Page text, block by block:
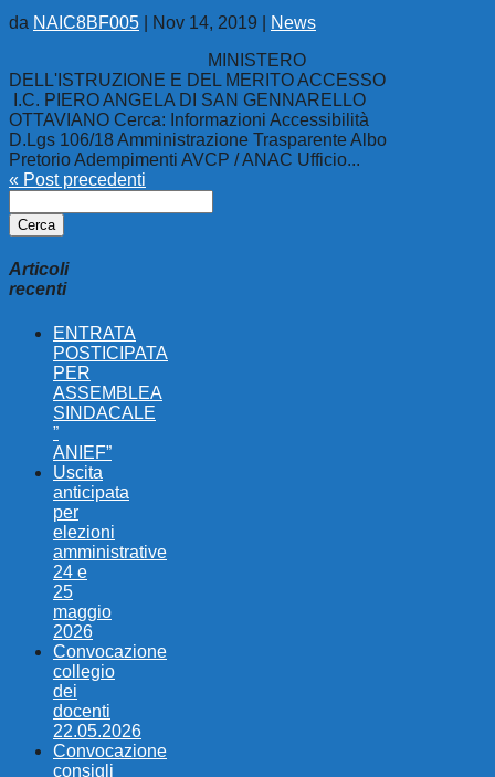
da NAIC8BF005 Nov 14, 2019
News
MINISTERO
DELL'ISTRUZIONE E DEL MERITO ACCESSO
I.C. PIERO ANGELA DI SAN GENNARELLO
OTTAVIANO Cerca: Informazioni Accessibilità
D.Lgs 106/18 Amministrazione Trasparente Albo
Pretorio Adempimenti AVCP / ANAC Ufficio...
« Post precedenti
per:
Articoli
recenti
ENTRATA
POSTICIPATA
PER
ASSEMBLEA
SINDACALE
”
ANIEF”
Uscita
anticipata
per
elezioni
amministrative
24 e
25
maggio
2026
Convocazione
collegio
dei
docenti
22.05.2026
Convocazione
consigli